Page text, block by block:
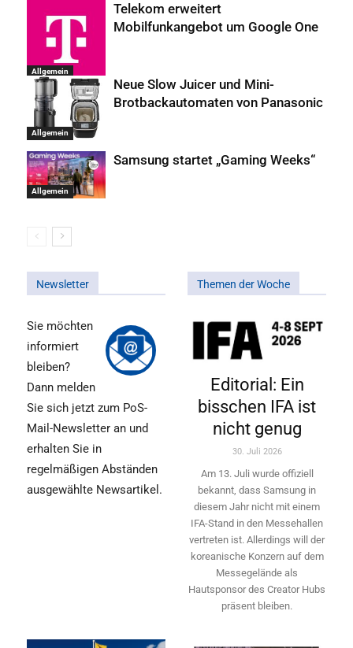
Allgemein
Telekom erweitert
Mobilfunkangebot um Google One
Allgemein
Neue Slow Juicer und Mini-
Brotbackautomaten von Panasonic
Allgemein
Samsung startet „Gaming Weeks“
Newsletter
Sie möchten
informiert
bleiben?
Dann melden
Sie sich jetzt zum PoS-
Mail-Newsletter an und
erhalten Sie in
regelmäßigen Abständen
ausgewählte Newsartikel.
Themen der Woche
Editorial: Ein
bisschen IFA ist
nicht genug
30. Juli 2026
Am 13. Juli wurde offiziell
bekannt, dass Samsung in
diesem Jahr nicht mit einem
IFA-Stand in den Messehallen
vertreten ist. Allerdings will ­der
koreanische Konzern auf dem
Messegelände als
Hautsponsor des Creator Hubs
präsent bleiben.